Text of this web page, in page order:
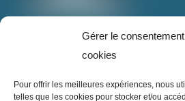
Gérer le
cookies
Pour offrir les meilleures expériences, nous
telles que les cookies pour stocker et/ou
Super Recycleurs
26/05/26
T: 888-853-1898 poste 2
info@superrecycleurs.com
TwitterFacebook
Instagram
Login